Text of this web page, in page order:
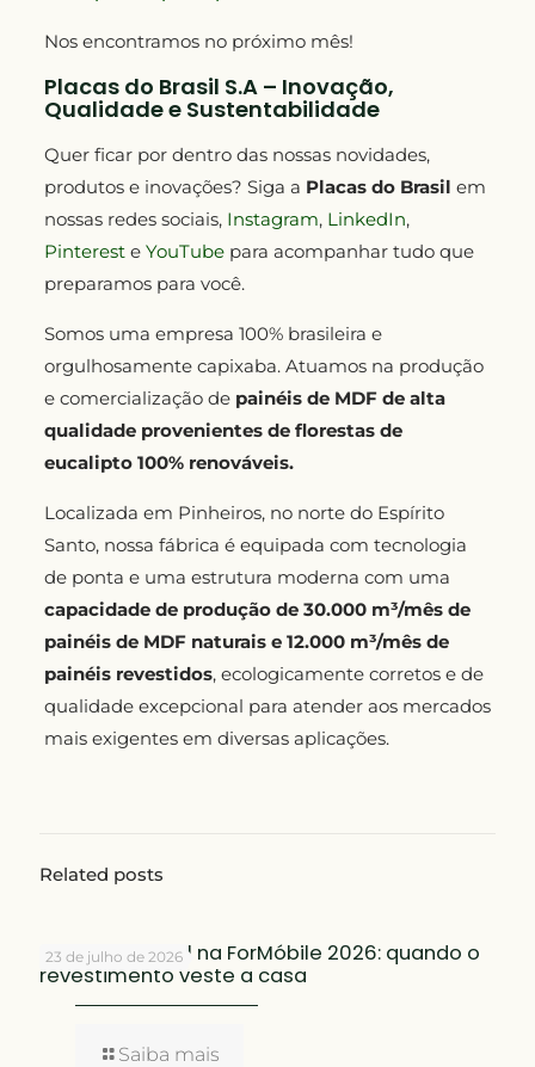
Nos encontramos no próximo mês!
Placas do Brasil S.A – Inovação,
Qualidade e Sustentabilidade
Quer ficar por dentro das nossas novidades,
produtos e inovações? Siga a Placas do Brasil em
nossas redes sociais, Instagram, LinkedIn,
Pintereste YouTubepara acompanhar tudo que
preparamos para você.
Somos uma empresa 100% brasileira e
orgulhosamente capixaba. Atuamos na produção
e comercialização de painéis de MDF de alta
qualidade provenientes de florestas de
eucalipto 100% renováveis.
Localizada em Pinheiros, no norte do Espírito
Santo, nossa fábrica é equipada com tecnologia
de ponta e uma estrutura moderna com uma
capacidade de produção de 30.000 m³/mês de
painéis de MDF naturais e 12.000 m³/mês de
painéis revestidos, ecologicamente corretos e de
qualidade excepcional para atender aos mercados
mais exigentes em diversas aplicações.
Related posts
23 de julho de 2026
Placas do Brasil na ForMóbile 2026: quando o
revestimento veste a casa
Saiba mais